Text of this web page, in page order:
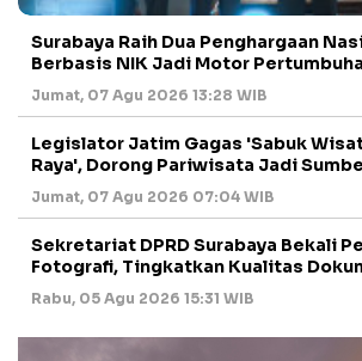
Surabaya Raih Dua Penghargaan
Berbasis NIK Jadi Motor
Jumat, 07 Agu 2026 13:28 WIB
Legislator Jatim Gagas 'Sabuk
Raya', Dorong Pariwisata Jadi
Jumat, 07 Agu 2026 07:04 WIB
Sekretariat DPRD Surabaya Bekali
Fotografi, Tingkatkan Kualitas
Rabu, 05 Agu 2026 15:31 WIB